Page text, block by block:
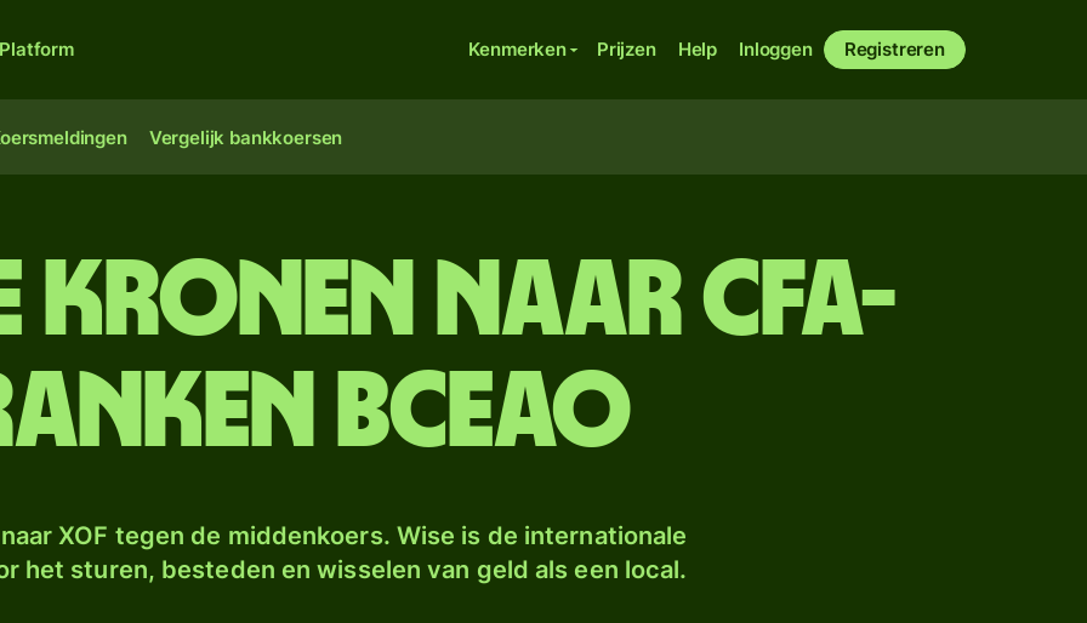
Platform Kenmerken Prijzen Help Inloggen Registreren
Vergelijk bankkoersen
naar CFA-
BCEAO
XOF tegen de middenkoers. Wise is de internationale
het sturen, besteden en wisselen van geld als een local.